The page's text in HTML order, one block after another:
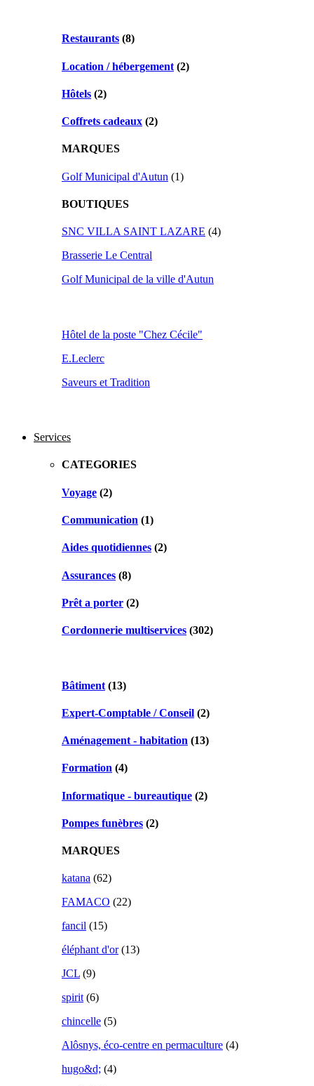
Restaurants (8)
Location / hébergement (2)
Hôtels (2)
Coffrets cadeaux (2)
MARQUES
Golf Municipal d'Autun (1)
BOUTIQUES
SNC VILLA SAINT LAZARE (4)
Brasserie Le Central
Golf Municipal de la ville d'Autun
Hôtel de la poste "Chez Cécile"
E.Leclerc
Saveurs et Tradition
Services
CATEGORIES
Voyage (2)
Communication (1)
Aides quotidiennes (2)
Assurances (8)
Prêt a porter (2)
Cordonnerie multiservices (302)
Bâtiment (13)
Expert-Comptable / Conseil (2)
Aménagement - habitation (13)
Formation (4)
Informatique - bureautique (2)
Pompes funèbres (2)
MARQUES
katana (62)
FAMACO (22)
fancil (15)
éléphant d'or(13)
JCL (9)
spirit(6)
chincelle (5)
Alôsnys, éco-centre en permaculture (4)
hugo&d; (4)